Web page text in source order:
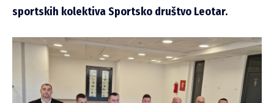
sportskih kolektiva Sportsko društvo Leotar.